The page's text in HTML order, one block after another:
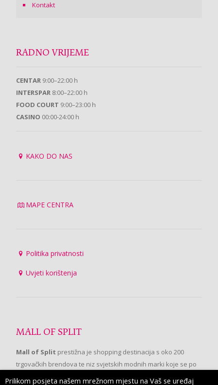
Kontakt
RADNO VRIJEME
CENTAR 9:00–22:00 h
INTERSPAR 8:00–22:00 h
FOOD COURT 9:00–23:00 h
CASINO 00:00-24:00 h
KAKO DO NAS
MAPE CENTRA
Politika privatnosti
Uvjeti korištenja
MALL OF SPLIT
Mall of Split prestižna je shopping destinacija s oko 200
trgovačkih brendova te niz svjetskih modnih marki koje se po
prvi put pojavljuju u Splitu.
Prilikom posjeta našem mrežnom mjestu na Vaš se uređaj